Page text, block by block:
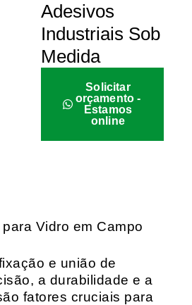
Adesivos
Industriais Sob
Medida
Solicitar
orçamento -
Estamos
online
Vidro em Campo
e união de
a durabilidade e a
fatores cruciais para